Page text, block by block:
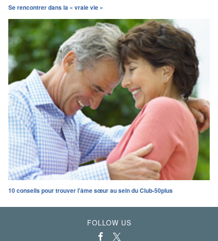
Se rencontrer dans la « vraie vie »
10 conseils pour trouver l'âme sœur au sein du Club-50plus
FOLLOW US